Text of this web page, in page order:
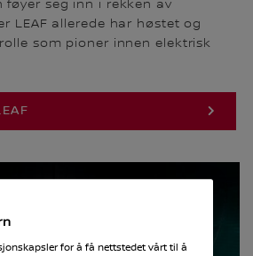
føyer seg inn i rekken av
LEAF allerede har høstet og
som pioner innen elektrisk
for å få nettstedet vårt til å